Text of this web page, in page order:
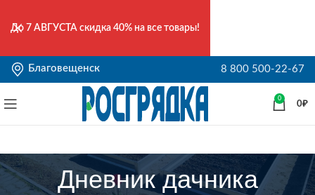
Благовещенск 8 800 500-22-67
0
0₽
Дневник дачника
До 7 АВГУСТА скидка 40% на все товары!